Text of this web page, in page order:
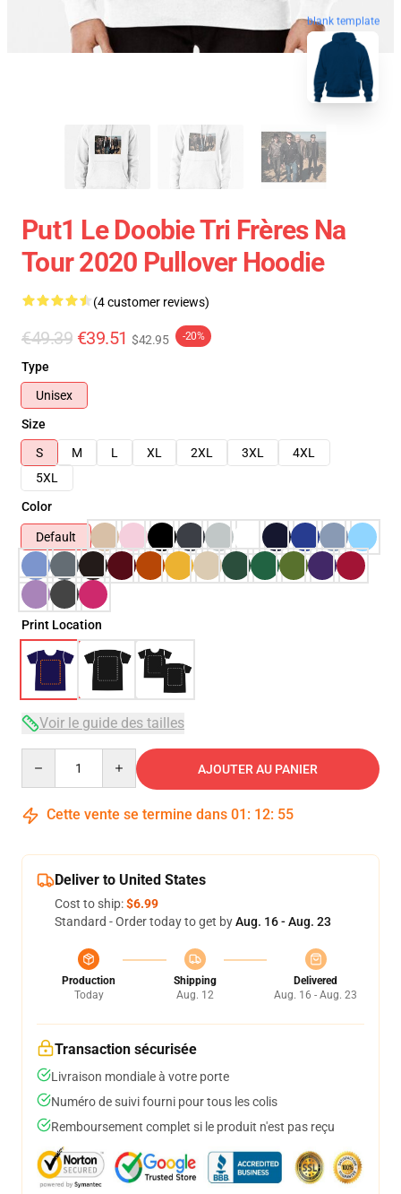
blank template
Put1 Le Doobie Tri Frères Na
Tour 2020 Pullover Hoodie
(4 customer reviews)
€49.39 €39.51 $42.95 -20%
Type
Unisex
Size
S
M L XL 2XL 3XL
4XL
5XL
Color
Default
Print Location
Voir le guide des tailles
AJOUTER AU PANIER
Cette vente se termine dans 01 : 12: 54
Deliver to United States
Cost to ship:$6.99
Standard - Order today to get byAug. 16 - Aug. 23
Production
Today
Shipping
Aug. 12
Delivered
Aug. 16 - Aug. 23
Transaction sécurisée
Livraison mondiale à votre porte
Numéro de suivi fourni pour tous les colis
Remboursement complet si le produit n'est pas reçu